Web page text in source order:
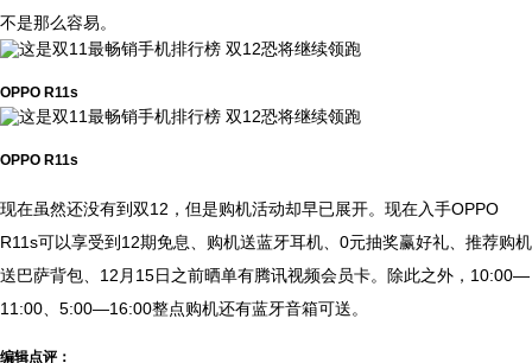
不是那么容易。
OPPO R11s
OPPO R11s
现在虽然还没有到双12，但是购机活动却早已展开。现在入手OPPO
R11s可以享受到12期免息、购机送蓝牙耳机、0元抽奖赢好礼、推荐购机
送巴萨背包、12月15日之前晒单有腾讯视频会员卡。除此之外，10:00—
11:00、5:00—16:00整点购机还有蓝牙音箱可送。
编辑点评：